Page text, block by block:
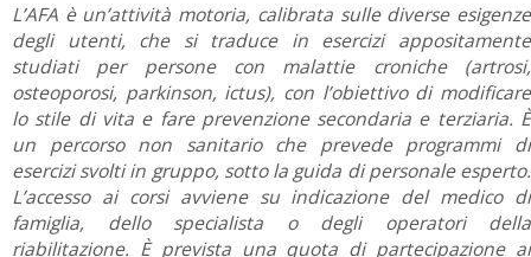
L’AFA è un’attività motoria, calibrata sulle diverse esigenze
degli utenti, che si traduce in esercizi appositamente
studiati per persone con malattie croniche (artrosi,
osteoporosi, parkinson, ictus), con l’obiettivo di modificare
lo stile di vita e fare prevenzione secondaria e terziaria. È
un percorso non sanitario che prevede programmi di
esercizi svolti in gruppo, sotto la guida di personale esperto.
L’accesso ai corsi avviene su indicazione del medico di
famiglia, dello specialista o degli operatori della
riabilitazione. È prevista una quota di partecipazione ai